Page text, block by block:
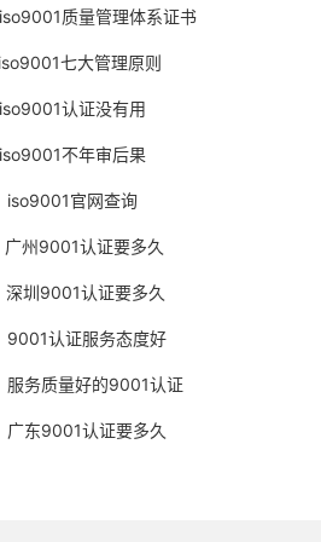
iso9001质量管理体系证书
七大管理原则
iso9001认证没有用
iso9001不年审后果
iso9001官网查询
广州9001认证要多久
深圳9001认证要多久
9001认证服务态度好
服务质量好的9001认证
广东9001认证要多久